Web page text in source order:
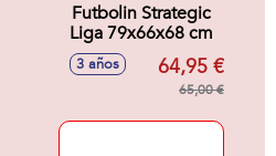
Futbolin Strategic
Liga 79x66x68 cm
3 años 64,95 €
65,00 €